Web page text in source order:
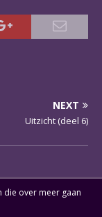
NEXT
Uitzicht (deel 6)
die over meer gaan